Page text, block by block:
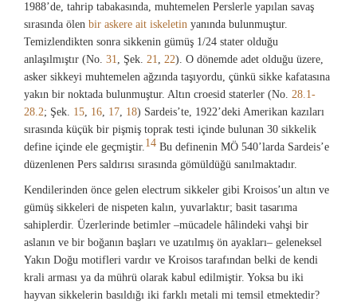
1988’de, tahrip tabakasında, muhtemelen Perslerle yapılan savaş
sırasında ölen bir askere ait iskeletin yanında bulunmuştur.
Temizlendikten sonra sikkenin gümüş 1/24 stater olduğu
anlaşılmıştır (No. 31, Şek. 21, 22). O dönemde adet olduğu üzere,
asker sikkeyi muhtemelen ağzında taşıyordu, çünkü sikke kafatasına
yakın bir noktada bulunmuştur. Altın croesid staterler (No. 28.1-
28.2; Şek. 15, 16, 17, 18) Sardeis’te, 1922’deki Amerikan kazıları
sırasında küçük bir pişmiş toprak testi içinde bulunan 30 sikkelik
define içinde ele geçmiştir.14 Bu definenin MÖ 540’larda Sardeis’e
düzenlenen Pers saldırısı sırasında gömüldüğü sanılmaktadır.
Kendilerinden önce gelen electrum sikkeler gibi Kroisos’un altın ve
gümüş sikkeleri de nispeten kalın, yuvarlaktır; basit tasarıma
sahiplerdir. Üzerlerinde betimler –mücadele hâlindeki vahşi bir
aslanın ve bir boğanın başları ve uzatılmış ön ayakları– geleneksel
Yakın Doğu motifleri vardır ve Kroisos tarafından belki de kendi
krali arması ya da mührü olarak kabul edilmiştir. Yoksa bu iki
hayvan sikkelerin basıldığı iki farklı metali mi temsil etmektedir?